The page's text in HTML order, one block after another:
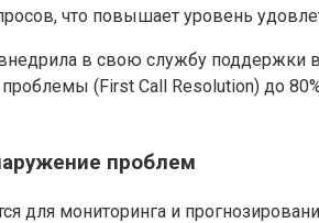
что повышает уровень
в свою службу поддержки
(First Call Resolution) до
проблем
для мониторинга и